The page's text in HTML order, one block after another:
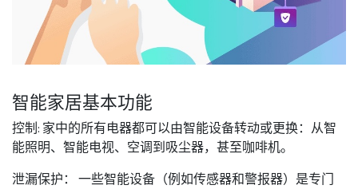
智能家居基本功能
控制: 家中的所有电器都可以由智能设备转动或更换：从智
能照明、智能电视、空调到吸尘器，甚至咖啡机。
泄漏保护： 一些智能设备（例如传感器和警报器）是专门